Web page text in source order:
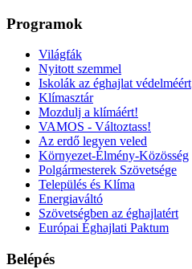
Programok
Világfák
Nyitott szemmel
Iskolák az éghajlat védelméért
Klímasztár
Mozdulj a klímáért!
VAMOS - Változtass!
Az erdő legyen veled
Környezet-Élmény-Közösség
Polgármesterek Szövetsége
Település és Klíma
Energiaváltó
Szövetségben az éghajlatért
Európai Éghajlati Paktum
Belépés